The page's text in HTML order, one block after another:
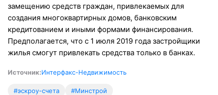
замещению средств граждан, привлекаемых для
создания многоквартирных домов, банковским
кредитованием и иными формами финансирования.
Предполагается, что с 1 июля 2019 года застройщики
жилья смогут привлекать средства только в банках.
Источник:Интерфакс-Недвижимость
#эскроу-счета #Минстрой